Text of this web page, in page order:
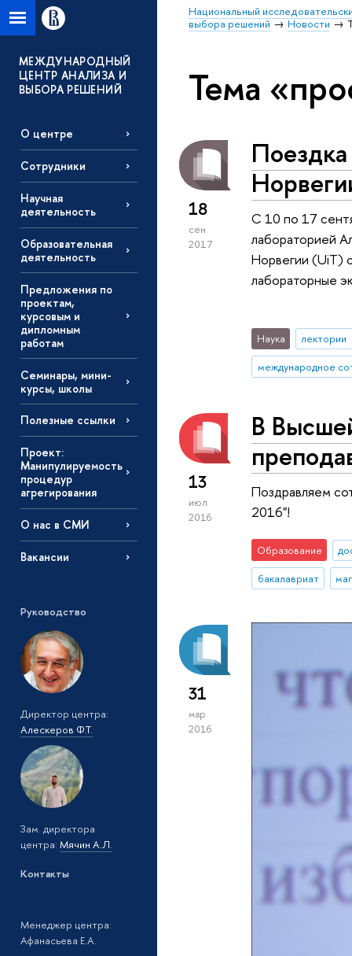
Национальный
выбора решений
Новости
МЕЖДУНАРОДНЫЙ
ЦЕНТР АНАЛИЗА И
ВЫБОРА РЕШЕНИЙ
О центре
Сотрудники
Научная
деятельность
Образовательная
деятельность
Предложения по
проектам,
курсовым и
дипломным
работам
Семинары, мини-
курсы, школы
Полезные ссылки
Проект:
Манипулируемость
процедур
агрегирования
О нас в СМИ
Вакансии
Руководство
Директор центра:
Алескеров Ф.Т.
Зам. директора
центра: Мячин А.Л.
Контакты
Менеджер центра:
Афанасьева Е.А.
Тема
18
сен
2017
С 10 по 17
лабораторией
Норвегии (UiT)
лабораторные
Наука
лектории
международное
13
июл
2016
В
Поздравляем
2016"!
Образование
бакалавриат
31
мар
2016